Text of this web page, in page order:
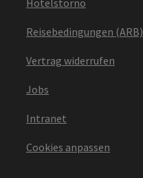
Reisebedingungen (ARB)
Vertrag widerrufen
Jobs
Intranet
Cookies anpassen